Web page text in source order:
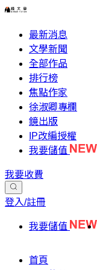
最新消息
文學新聞
全部作品
排行榜
焦點作家
徐淑卿專欄
鏡出版
IP改編授權
我要儲值
我要收費
登入/註冊
我要儲值
首頁